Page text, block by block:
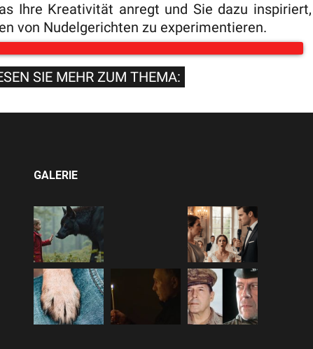
Ihre Kreativität anregt und Sie dazu inspiriert,
von Nudelgerichten zu experimentieren.
SIE MEHR ZUM THEMA:
GALERIE